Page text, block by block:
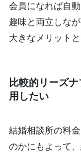
会員になれば自
趣味と両立しな
大きなメリット
比較的リーズ
用したい
結婚相談所の料
のかにもよって